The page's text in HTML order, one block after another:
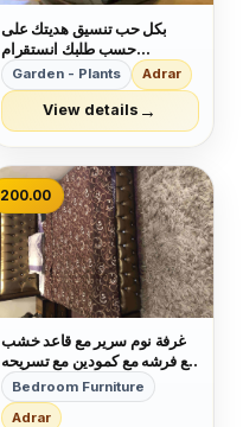
بكل حب تنسيق هديتك على
حسب طلبك انستقرام
blackflower477
Garden - Plants Adrar
View details →
200.00
غرفة نوم سرير مع قاعد خشب
مع فرشه مع كمودين مع تسريحه
مرايا بدون خزانه سعر ٢٠٠ دينار
رقم خاص ٠٧٧٨٢٥٨٨١٠
Bedroom Furniture
Adrar